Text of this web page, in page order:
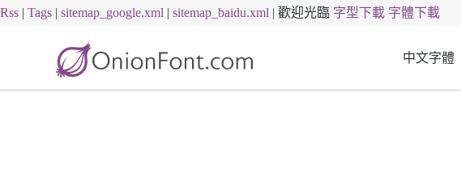
Rss | Tags | sitemap_google.xml | sitemap_baidu.xml | 歡迎光臨 字型下載 字體下載
中文字體